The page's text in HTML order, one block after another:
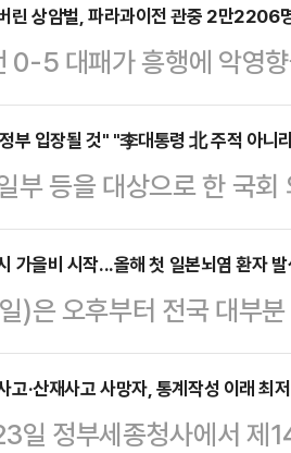
을 '국가 폭력'으로 규정
렬한 비판이 이어졌다.송
국정감사 대책회의에서
수사방식 전반을 재점검
지도 문제의식을 느끼지
선 것"이라고…
린 상암벌, 파라과이전 관중 2만2206
0-5 대패가 흥행에 악영
A매치 평가전을 치른 홍
과이와의 평가전이 열
이 찾아왔다. 지난 10일
교했을 때 절반에도 훨씬
대거 포진한 브라질전
기에서 졸전 끝에 0-5로
다는…
부 입장될 것" "李대통령 北 주적 아니
부 등을 대상으로 한 국
의 '남북 두 국가론', 이재
자주파(남북 공조 중시)
날 외통위 국정감사에서
과 다른데, 계속 주장할
으로 확정될 것"이라며 "(
은 '두 국가론'의 위헌적
가을비 시작...올해 첫 일본뇌염 환자
)은 오후부터 전국 대부
과 경북 동해안·북동 산
전남권에, 오후부터 충청
에 비가 확대될 것이라고
고·산재사고 사망자, 통계작성 이래 최
일 정부세종청사에서 제